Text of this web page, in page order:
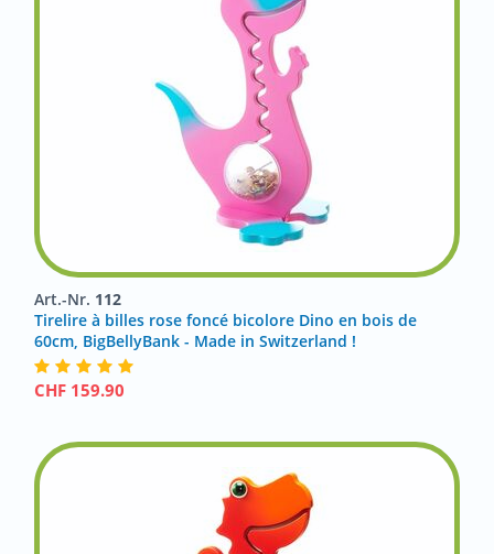
Art.-Nr. 112
Tirelire à billes rose foncé bicolore Dino en bois de
60cm, BigBellyBank - Made in Switzerland !
CHF 159.90